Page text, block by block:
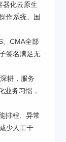
器化云原生
作系统、国
、CMA全部
签名满足无
耕，服务
业务习惯，
排程、异常
少人工干